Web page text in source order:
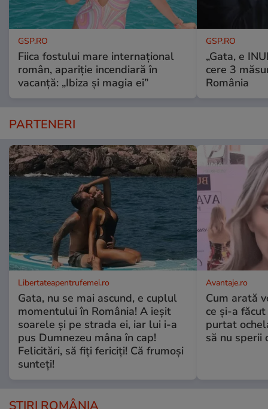
GSP.RO
Fiica fostului mare internațional
român, apariție incendiară în
vacanță: „Ibiza și magia ei”
GSP.RO
„Gata, e
cere 3
România
PARTENERI
Libertateapentrufemei.ro
Gata, nu se mai ascund, e cuplul
momentului în România! A ieșit
soarele și pe strada ei, iar lui i-a
pus Dumnezeu mâna în cap!
Felicitări, să fiți fericiți! Că frumoși
sunteți!
Avantaje.ro
Cum arată
ce și-a
purtat
să nu sperii
ȘTIRI ROMÂNIA